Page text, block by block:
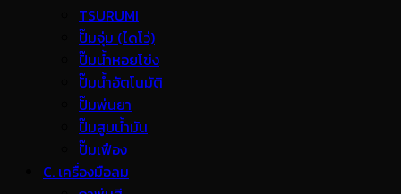
TSURUMI
ปั๊มจุ่ม (ไดโว่)
ปั๊มน้ำหอยโข่ง
ปั๊มน้ำอัตโนมัติ
ปั๊มพ่นยา
ปั๊มสูบน้ำมัน
ปั๊มเฟือง
C. เครื่องมือลม